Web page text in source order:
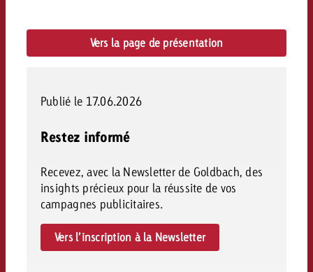
Vers la page de présentation
Publié le 17.06.2026
Restez informé
Recevez, avec la Newsletter de Goldbach, des
insights précieux pour la réussite de vos
campagnes publicitaires.
Vers l’inscription à la Newsletter